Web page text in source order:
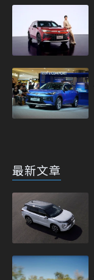
最新文章